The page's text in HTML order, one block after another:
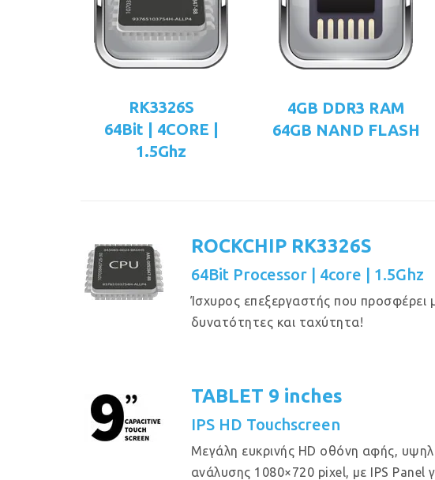
RK3326S
64Bit | 4CORE |
1.5Ghz
4GB DDR3 RAM
64GB NAND FLASH
ROCKCHIP RK3326S
64Bit Processor | 4core | 1.5Ghz
Ίσχυρος επεξεργαστής που προσφέρει
δυνατότητες και ταχύτητα!
TABLET 9 inches
IPS HD Touchscreen
Μεγάλη ευκρινής HD οθόνη αφής,
ανάλυσης 1080×720 pixel, με IPS Panel